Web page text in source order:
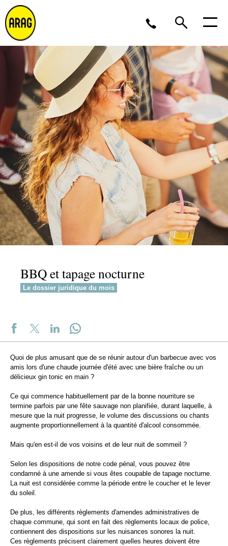
Lu/Je 9 – 17, Ve 9 -16
02 643 12 11
BBQ et tapage nocturne
Le dossier juridique du mois
Quoi de plus amusant que de se réunir autour d'un barbecue avec vos
amis lors d'une chaude journée d'été avec une bière fraîche ou un
délicieux gin tonic en main ?
Ce qui commence habituellement par de la bonne nourriture se
termine parfois par une fête sauvage non planifiée, durant laquelle, à
mesure que la nuit progresse, le volume des discussions ou chants
augmente proportionnellement à la quantité d'alcool consommée.
Mais qu'en est-il de vos voisins et de leur nuit de sommeil ?
Selon les dispositions de notre code pénal, vous pouvez être
condamné à une amende si vous êtes coupable de tapage nocturne.
La nuit est considérée comme la période entre le coucher et le lever
du soleil.
De plus, les différents règlements d'amendes administratives de
chaque commune, qui sont en fait des règlements locaux de police,
contiennent des dispositions sur les nuisances sonores la nuit.
Ces règlements précisent clairement quelles heures doivent être